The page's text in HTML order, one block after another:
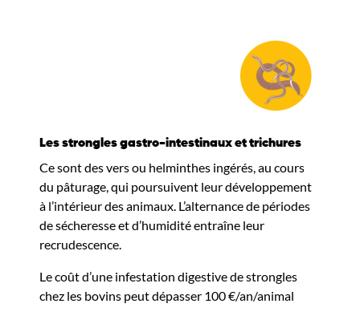
Les strongles gastro-intestinaux et trichures
Ce sont des vers ou helminthes ingérés, au cours
du pâturage, qui poursuivent leur développement
à l’intérieur des animaux. L’alternance de périodes
de sécheresse et d’humidité entraîne leur
recrudescence.
Le coût d’une infestation digestive de strongles
chez les bovins peut dépasser 100 €/an/animal